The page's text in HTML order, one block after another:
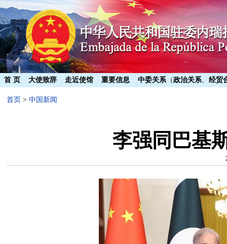
首 页 大使致辞 走近使馆 重要信息 中委关系（政治关系、 经贸
首页 > 中国新闻
李强同巴基